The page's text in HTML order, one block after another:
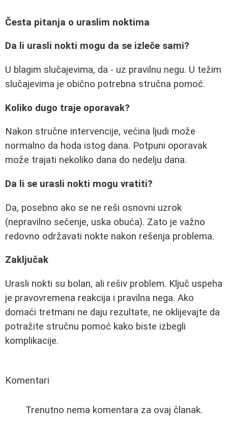
Česta pitanja o uraslim noktima
Da li urasli nokti mogu da se izleče sami?
U blagim slučajevima, da - uz pravilnu negu. U težim
slučajevima je obično potrebna stručna pomoć.
Koliko dugo traje oporavak?
Nakon stručne intervencije, većina ljudi može
normalno da hoda istog dana. Potpuni oporavak
može trajati nekoliko dana do nedelju dana.
Da li se urasli nokti mogu vratiti?
Da, posebno ako se ne reši osnovni uzrok
(nepravilno sečenje, uska obuća). Zato je važno
redovno održavati nokte nakon rešenja problema.
Zaključak
Urasli nokti su bolan, ali rešiv problem. Ključ uspeha
je pravovremena reakcija i pravilna nega. Ako
domaći tretmani ne daju rezultate, ne oklijevajte da
potražite stručnu pomoć kako biste izbegli
komplikacije.
Komentari
Trenutno nema komentara za ovaj članak.